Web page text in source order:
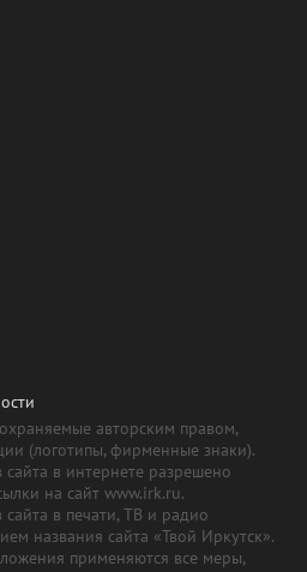
авторским правом,
(логотипы, фирменные знаки).
в интернете разрешено
на сайт www.irk.ru.
в печати, ТВ и радио
названия сайта «Твой Иркутск».
применяются все меры,